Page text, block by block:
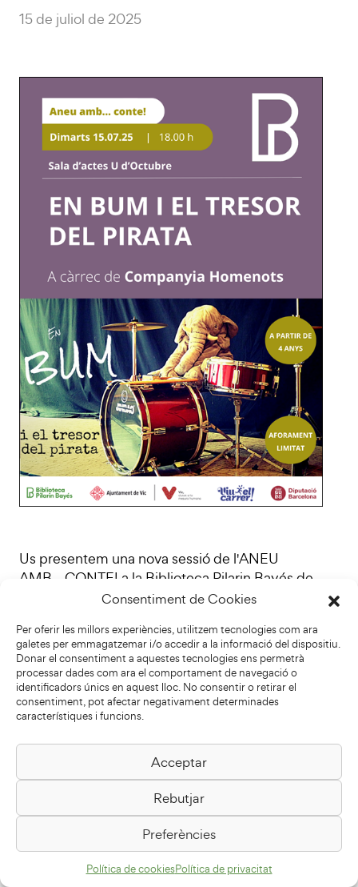
Consentiment de Cookies
Per oferir les millors experiències, utilitzem tecnologies com ara
galetes per emmagatzemar i/o accedir a la informació del dispositiu.
Donar el consentiment a aquestes tecnologies ens permetrà
processar dades com ara el comportament de navegació o
identificadors únics en aquest lloc. No consentir o retirar el
consentiment, pot afectar negativament determinades
característiques i funcions.
Acceptar
Rebutjar
Preferències
Política de cookiesPolítica de privacitat
15 de juliol de 2025
Us presentem una nova sessió de l'ANEU
AMB... CONTE! a la Biblioteca Pilarin Bayés de
Vic, en aquesta ocasió amb Companyia
d’estiu al carrer! Vic 2025 En Bum és un
elefant que una nit s'assabenta que a la platja de
la mitja lluna hi ha un tresor pirata amagat i farà
tot el possible per trobar-lo. Se'n sortirà? Una
divertida manera d'introduir els infants al món
4 anys. Dia i hora: Dimarts 15 de juliol 2025